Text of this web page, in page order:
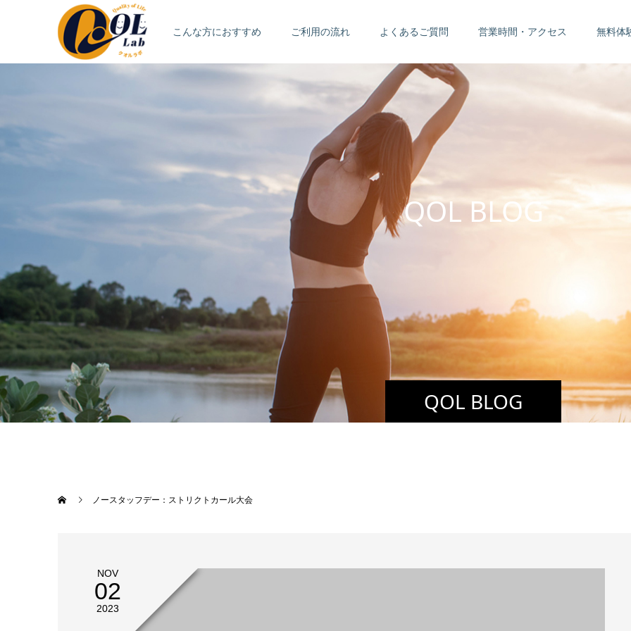
こんな方におすすめ ご利用の流れ よくあるご質問 営業時間・アクセス 無料体
QOL BLOG
QOLBLOG
ノースタッフデー：ストリクトカール大会
NOV
02
2023